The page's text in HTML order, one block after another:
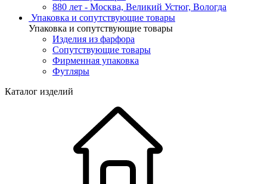
880 лет - Москва, Великий Устюг, Вологда
Упаковка и сопутствующие товары
Упаковка и сопутствующие товары
Изделия из фарфора
Сопутствующие товары
Фирменная упаковка
Футляры
Каталог изделий